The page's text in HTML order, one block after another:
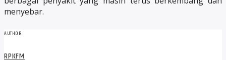
menyebar.
AUTHOR
RPKFM